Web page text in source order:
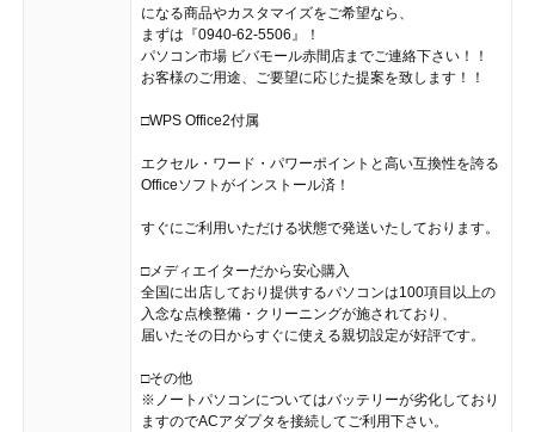
になる商品やカスタマイズをご希望なら、
まずは『0940-62-5506』！
パソコン市場 ビバモール赤間店までご連絡下さい！！
お客様のご用途、ご要望に応じた提案を致します！！
□WPS Office2付属
エクセル・ワード・パワーポイントと高い互換性を誇る
Officeソフトがインストール済！
すぐにご利用いただける状態で発送いたしております。
□メディエイターだから安心購入
全国に出店しており提供するパソコンは100項目以上の
入念な点検整備・クリーニングが施されており、
届いたその日からすぐに使える親切設定が好評です。
□その他
※ノートパソコンについてはバッテリーが劣化しており
ますのでACアダプタを接続してご利用下さい。